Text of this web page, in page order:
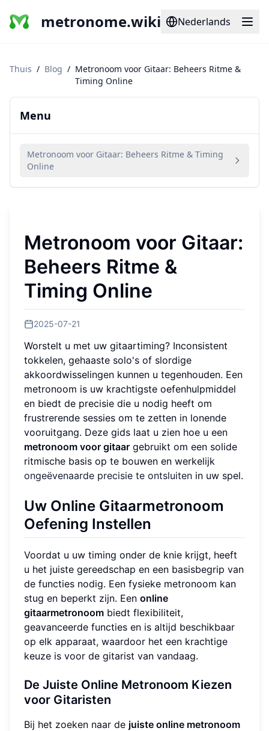
metronome.wiki Nederlands
Thuis / Blog / Metronoom voor Gitaar: Beheers Ritme &
Timing Online
Menu
Metronoom voor Gitaar: Beheers Ritme & Timing
Online
Metronoom voor Gitaar:
Beheers Ritme &
Timing Online
2025-07-21
Worstelt u met uw gitaartiming? Inconsistent
tokkelen, gehaaste solo's of slordige
akkoordwisselingen kunnen u tegenhouden. Een
metronoom is uw krachtigste oefenhulpmiddel
en biedt de precisie die u nodig heeft om
frustrerende sessies om te zetten in lonende
vooruitgang. Deze gids laat u zien hoe u een
metronoom voor gitaar gebruikt om een solide
ritmische basis op te bouwen en werkelijk
ongeëvenaarde precisie te ontsluiten in uw spel.
Uw Online Gitaarmetronoom
Oefening Instellen
Voordat u uw timing onder de knie krijgt, heeft
u het juiste gereedschap en een basisbegrip van
de functies nodig. Een fysieke metronoom kan
stug en beperkt zijn. Een online
gitaarmetronoom biedt flexibiliteit,
geavanceerde functies en is altijd beschikbaar
op elk apparaat, waardoor het een krachtige
keuze is voor de gitarist van vandaag.
De Juiste Online Metronoom Kiezen
voor Gitaristen
Bij het zoeken naar de juiste online metronoom